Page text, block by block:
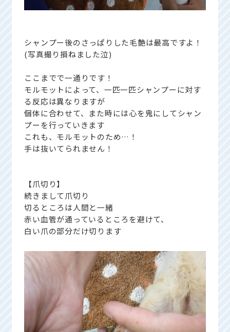
シャンプー後のさっぱりした毛艶は最高ですよ！
(写真撮り損ねました泣)
ここまでで一通りです！
モルモットによって、一匹一匹シャンプーに対す
る反応は異なりますが
個体に合わせて、また時には心を鬼にしてシャン
プーを行っていきます
これも、モルモットのため…！
手は抜いてられません！
【爪切り】
続きまして爪切り
切るところは人間と一緒
赤い血管が通っているところを避けて、
白い爪の部分だけ切ります